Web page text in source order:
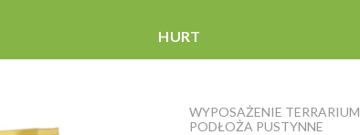
HURT
WYPOSAŻENIE TERRARIUM
PODŁOŻA PUSTYNNE